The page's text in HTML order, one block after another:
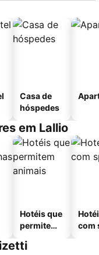
Casa de
hóspedes
em Lallio
Hotéis que
permitem
com